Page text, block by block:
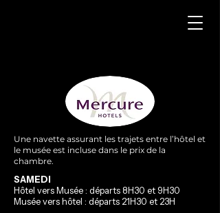
Une navette assurant les trajets entre l’hôtel et
le musée est incluse dans le prix de la
chambre.
SAMEDI
Hôtel vers Musée : départs 8H30 et 9H30
Musée vers hôtel : départs 21H30 et 23H